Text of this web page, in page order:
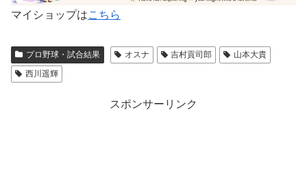
マイショップはこちら
プロ野球・試合結果 オスナ 吉村貢司郎
山本大貴
西川遥輝
スポンサーリンク